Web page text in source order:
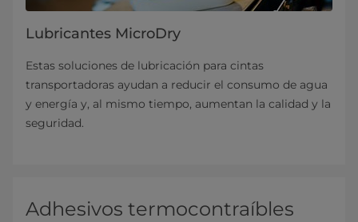
Lubricantes MicroDry
Estas soluciones de lubricación para cintas
transportadoras ayudan a reducir el consumo de agua
y energía y, al mismo tiempo, aumentan la calidad y la
seguridad.
Adhesivos termocontraíbles